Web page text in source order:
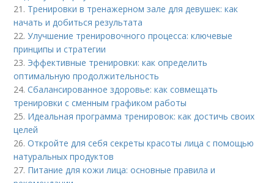
21. Тренировки в тренажерном зале для девушек: как
начать и добиться результата
22.Улучшение тренировочного процесса: ключевые
принципы и стратегии
23. Эффективные тренировки: как определить
оптимальную продолжительность
24.Сбалансированное здоровье: как совмещать
тренировки с сменным графиком работы
25. Идеальная программа тренировок: как достичь своих
целей
26.Откройте для себя секреты красоты лица с помощью
натуральных продуктов
27. Питание для кожи лица: основные правила и